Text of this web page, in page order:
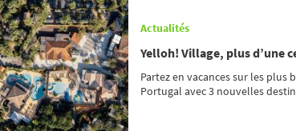
Actualités
Yelloh! Village, plus d’une
Partez en vacances sur les plus
Portugal avec 3 nouvelles